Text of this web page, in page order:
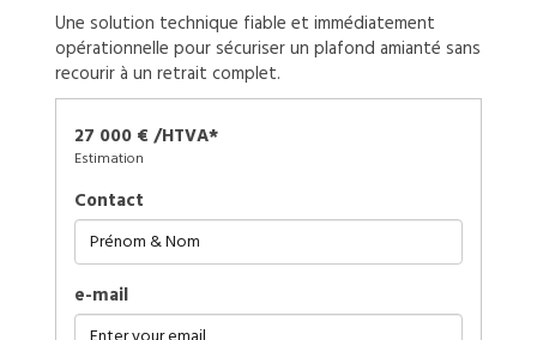
Une solution technique fiable et immédiatement
opérationnelle pour sécuriser un plafond amianté sans
recourir à un retrait complet.
27 000 € /HTVA*
Estimation
Contact
e-mail